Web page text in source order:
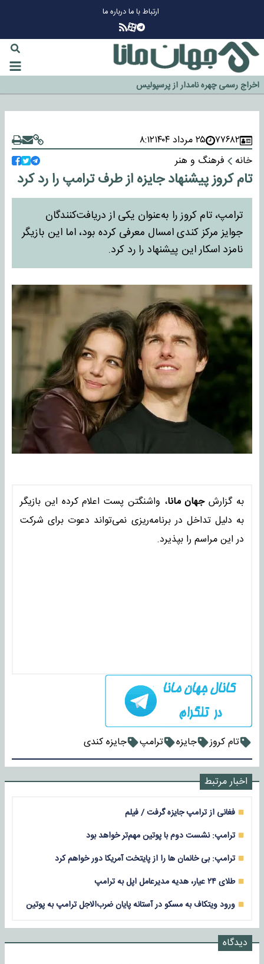
ارتباط با مادرباره ما
گزینه جدایی اوسمار روی میز مدیران پرسپولیس
آیا رئیس جمهور آمریکا قانون را دور می‌زند؟
اخراج رسمی چهره نامدار از پرسپولیس
سازمان اطلاعات سپاه: پروژه دولت ترامپ برای مهار چین، روسیه و اروپا شکست
۷۷۶۸۲ ۲۵ مرداد ۱۴۰۴
۸:۱۲
خانه
فرهنگ و هنر
تام کروز پیشنهاد جایزه از طرف ترامپ را رد کرد
ترامپ، تام کروز را به‌عنوان یکی از دریافت‌کنندگان
جوایز مرکز کندی امسال معرفی کرده بود، اما این بازیگر
نامزد اسکار این پیشنهاد را رد کرد.
به گزارشجهان مانا، واشنگتن پست اعلام کرده این بازیگر
به دلیل تداخل در برنامه‌ریزی نمی‌تواند دعوت برای شرکت
در این مراسم را بپذیرد.
تام کروز جایزه ترامپ جایزه کندی
اخبار مرتبط
فغانی از ترامپ جایزه گرفت / فیلم
ترامپ: نشست دوم با پوتین مهم‌تر خواهد بود
ترامپ: بی خانمان ها را از پایتخت آمریکا دور خواهم کرد
طلای ۲۴ عیار، هدیه مدیرعامل اپل به ترامپ
ورود ویتکاف به مسکو در آستانه پایان ضرب‌الاجل ترامپ به پوتین
دیدگاه